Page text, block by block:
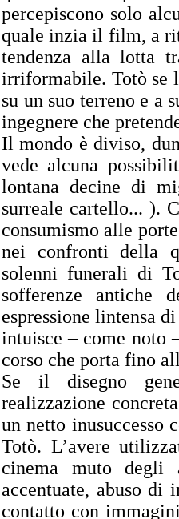
percepiscono solo
quale inzia il film, a
tendenza alla lotta
irriformabile. Totò se
su un suo terreno e a
ingegnere che
Il mondo è diviso,
vede alcuna
lontana decine di
surreale cartello... ).
consumismo alle
nei confronti della
solenni funerali di
sofferenze antiche
espressione lintensa
intuisce – come noto
corso che porta fino
Se il disegno
realizzazione
un netto inusuccesso
Totò. L’avere
cinema muto degli
accentuate, abuso di
contatto con